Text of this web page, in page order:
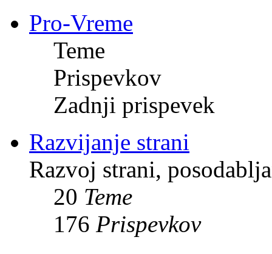
Pro-Vreme
Teme
Prispevkov
Zadnji prispevek
Razvijanje strani
Razvoj strani,
20 Teme
176 Prispevkov